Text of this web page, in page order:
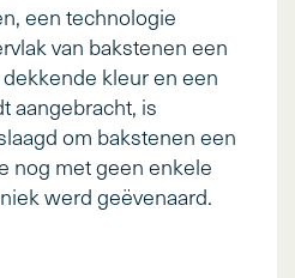
een technologie
van bakstenen een
kleur en een
aangebracht, is
om bakstenen een
nog met geen enkele
werd geëvenaard.